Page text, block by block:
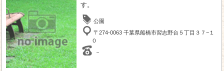
す。
公園
〒274-0063 千葉県船橋市習志野台５丁目３７−１
０
－